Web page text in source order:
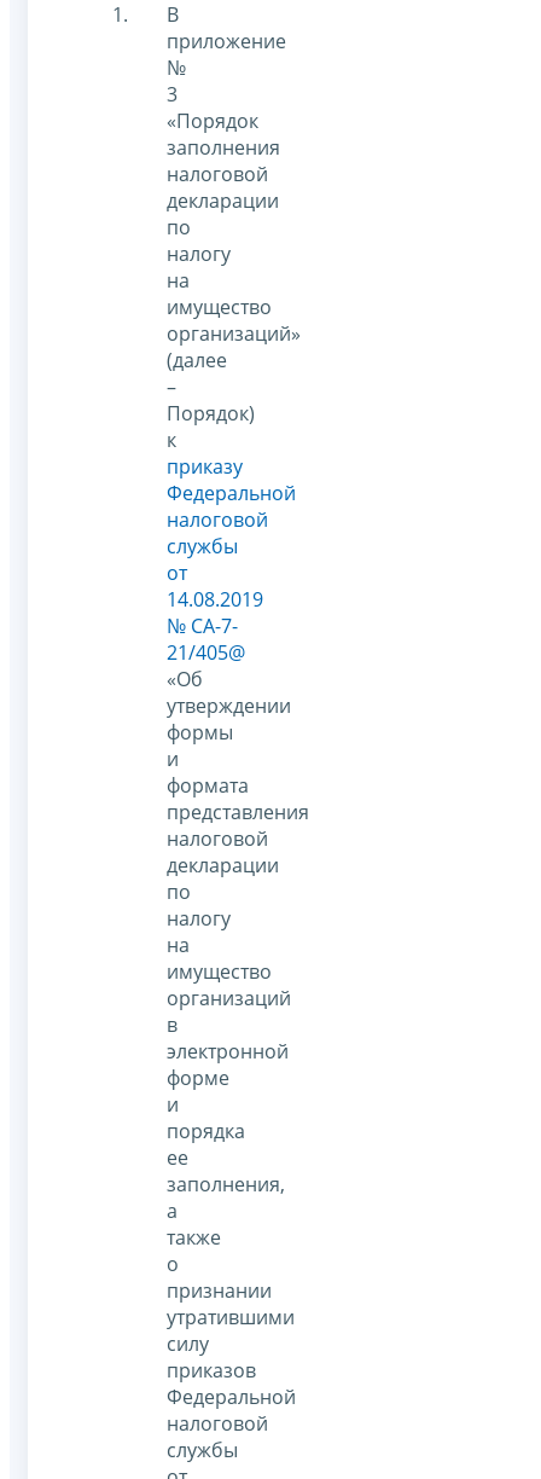
В
приложение
№
3
«Порядок
заполнения
налоговой
декларации
по
налогу
на
имущество
организаций»
(далее
–
Порядок)
к
приказу
Федеральной
налоговой
службы
от
14.08.2019
№ СА-7-
21/405@
«Об
утверждении
формы
и
формата
представления
налоговой
декларации
по
налогу
на
имущество
организаций
в
электронной
форме
и
порядка
ее
заполнения,
а
также
о
признании
утратившими
силу
приказов
Федеральной
налоговой
службы